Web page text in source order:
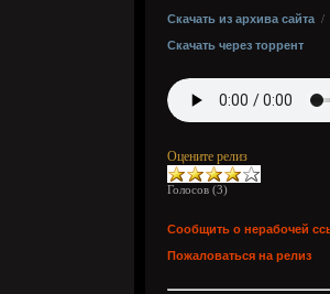
Скачать из архива сайта /
Скачать через торрент
Оцените релиз
Голосов (3)
Сообщить о нерабочей
Пожаловаться на релиз